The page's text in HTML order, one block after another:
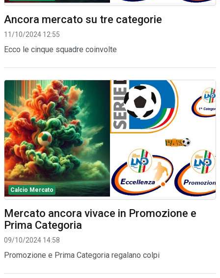
Ancora mercato su tre categorie
11/10/2024 12:55
Ecco le cinque squadre coinvolte
Calcio Mercato
Mercato ancora vivace in Promozione e
Prima Categoria
09/10/2024 14:58
Promozione e Prima Categoria regalano colpi